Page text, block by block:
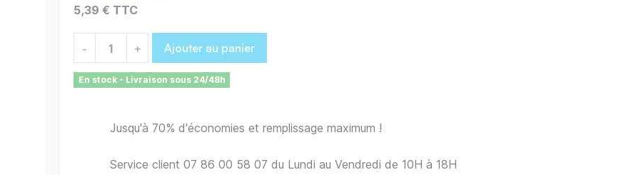
5,39 € TTC
- + Ajouter au panier
En stock - Livraison sous 24/48h
Jusqu'à 70% d'économies et remplissage maximum !
Service client 07 86 00 58 07 du Lundi au Vendredi de 10H à 18H